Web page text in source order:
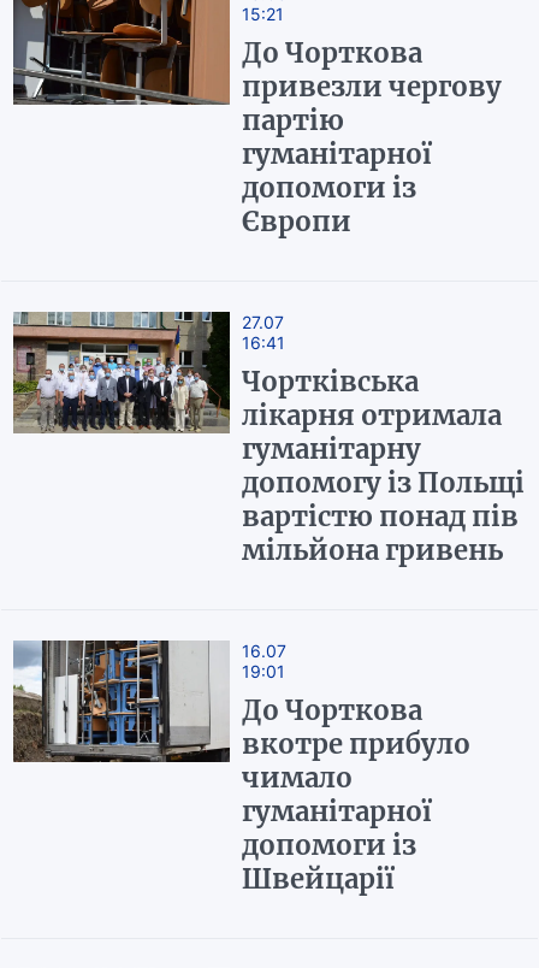
15:21
До Чорткова
привезли чергову
партію
гуманітарної
допомоги із
Європи
27.07
16:41
Чортківська
лікарня отримала
гуманітарну
допомогу із Польщі
вартістю понад пів
мільйона гривень
16.07
19:01
До Чорткова
вкотре прибуло
чимало
гуманітарної
допомоги із
Швейцарії